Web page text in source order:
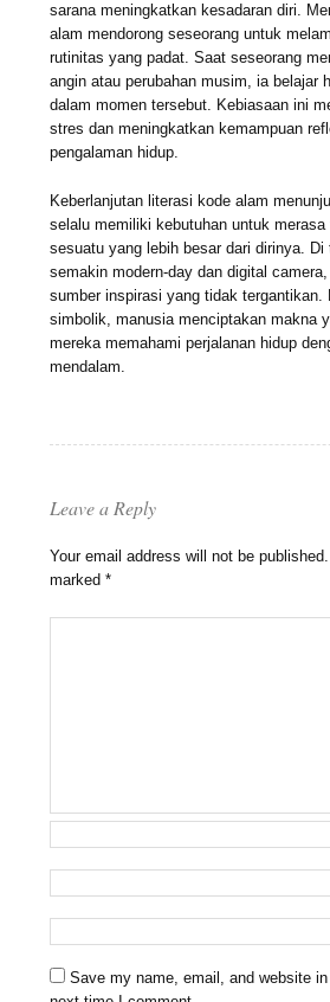
sarana meningkatkan kesadaran diri.
alam mendorong seseorang untuk
rutinitas yang padat. Saat seseorang
angin atau perubahan musim, ia belajar
dalam momen tersebut. Kebiasaan ini
stres dan meningkatkan kemampuan
pengalaman hidup.
Keberlanjutan literasi kode alam
selalu memiliki kebutuhan untuk merasa
sesuatu yang lebih besar dari dirinya. Di
semakin modern-day dan digital
sumber inspirasi yang tidak tergantikan.
simbolik, manusia menciptakan makna
mereka memahami perjalanan hidup
mendalam.
Leave a Reply
Your email address will not be published.
marked*
Save my name, email, and website